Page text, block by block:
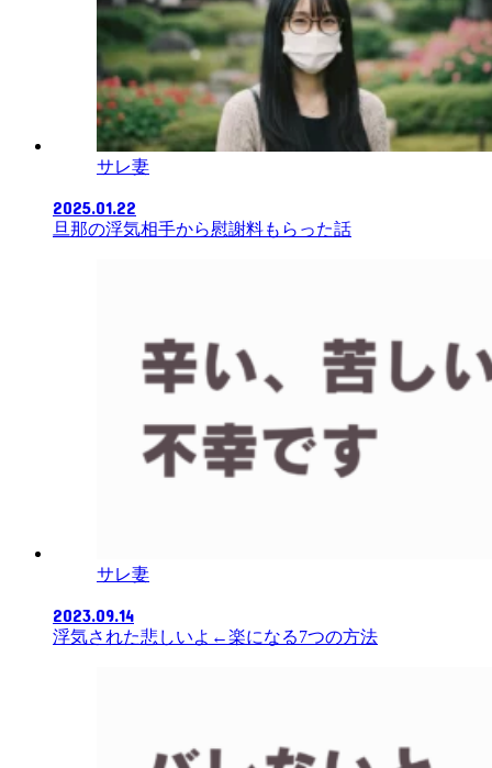
サレ妻
2025.01.22
旦那の浮気相手から慰謝料もらった話
サレ妻
2023.09.14
浮気された悲しいよ←楽になる7つの方法